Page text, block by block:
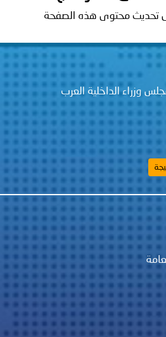
تحديث محتوى هذه الصفحة
وزراء الداخلية العرب